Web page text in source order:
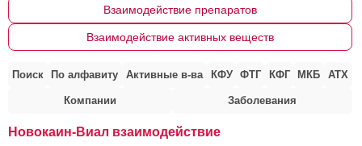
Взаимодействие препаратов
Взаимодействие активных веществ
Поиск По алфавиту Активные в-ва КФУ ФТГ КФГ МКБ АТХ
Компании Заболевания
Новокаин-Виал взаимодействие